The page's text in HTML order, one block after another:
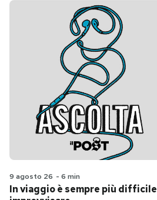
9 agosto 26 - 6 min
In viaggio è sempre più difficile